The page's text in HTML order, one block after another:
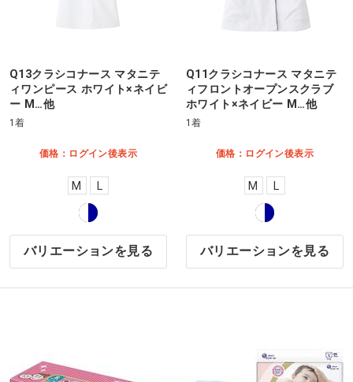
Q13クラシコナース マタニテ
ィワンピース ホワイト×ネイビ
ー M…他
1着
価格：ログイン後表示
M
バリエーションを見る
Q11クラシコナース マタニテ
ィフロントオープンスクラブ
ホワイト×ネイビー M…他
1着
価格：ログイン後表示
M
バリエーションを見る